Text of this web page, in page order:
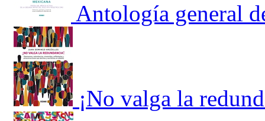
Antología general
¡No valga la